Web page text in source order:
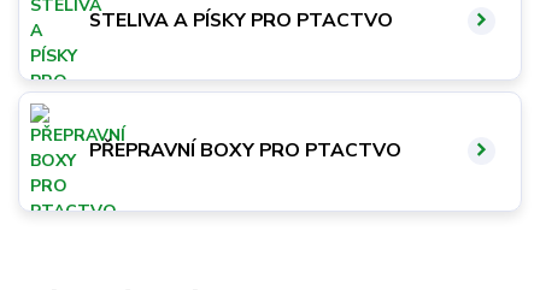
STELIVA A PÍSKY PRO PTACTVO
PŘEPRAVNÍ BOXY PRO PTACTVO